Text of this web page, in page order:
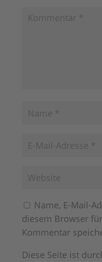
Name, E-Mail-
diesem Browser
Kommentar
Diese Seite ist